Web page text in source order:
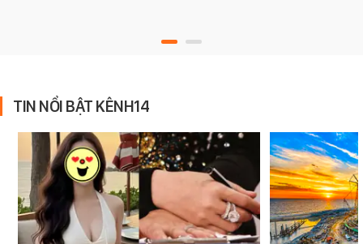
TIN NỔI BẬT KÊNH14